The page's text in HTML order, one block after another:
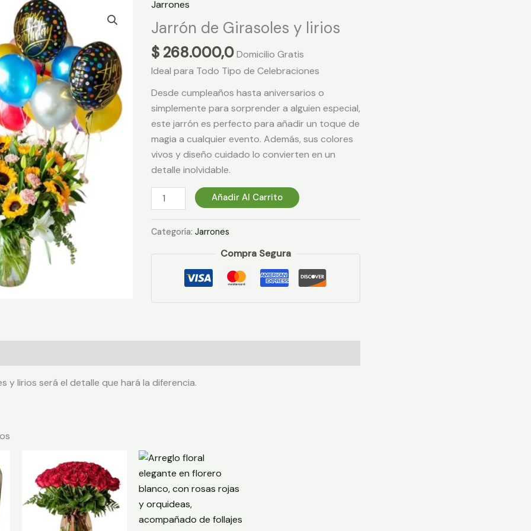
Jarrones
Jarrón de Girasoles y lirios
$268.000,0 Domicilio Gratis
Ideal para Todo Tipo de Celebraciones
Desde cumpleaños hasta aniversarios o
simplemente para sorprender a alguien especial,
este jarrón es perfecto para añadir un toque de
magia a cualquier evento. Además, sus colores
vivos y diseño cuidado lo convierten en un
detalle inolvidable.
Jarrón
de
y
lirios
Añadir Al Carrito
Categoría: Jarrones
Compra Segura
y lirios será el detalle que hará la diferencia.